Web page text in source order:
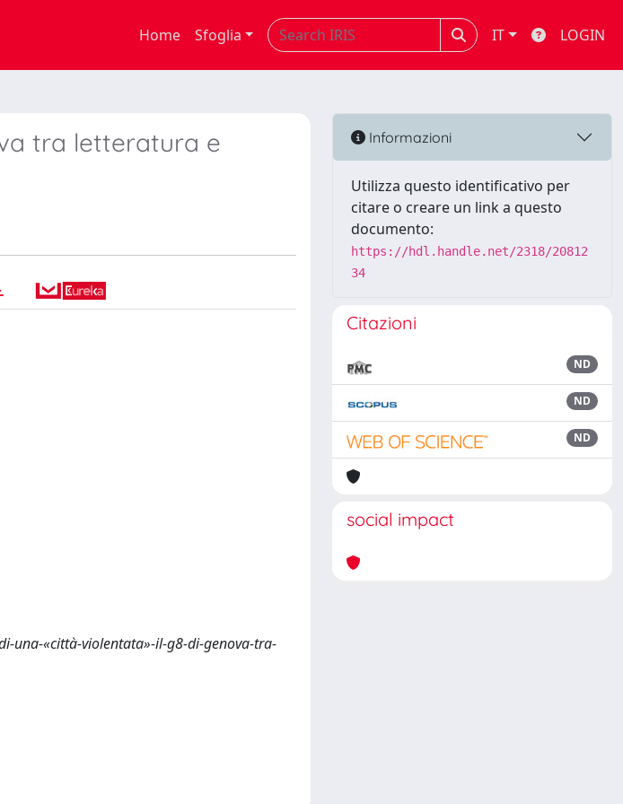
Home Sfoglia IT LOGIN
tra letteratura e
una-«città-violentata»-il-g8-di-genova-tra-
Informazioni
Utilizza questo identificativo per
citare o creare un link a questo
documento:
https://hdl.handle.net/2318/20812
34
Citazioni
ND
ND
ND
social impact